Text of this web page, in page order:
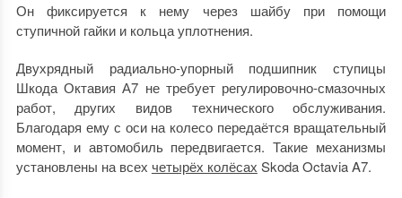
Он фиксируется к нему через шайбу при помощи
ступичной гайки и кольца уплотнения.
Двухрядный радиально-упорный подшипник ступицы
Шкода Октавия А7 не требует регулировочно-смазочных
работ, других видов технического обслуживания.
Благодаря ему с оси на колесо передаётся вращательный
момент, и автомобиль передвигается.Такие механизмы
установлены на всех четырёх колёсах Skoda Octavia A7.